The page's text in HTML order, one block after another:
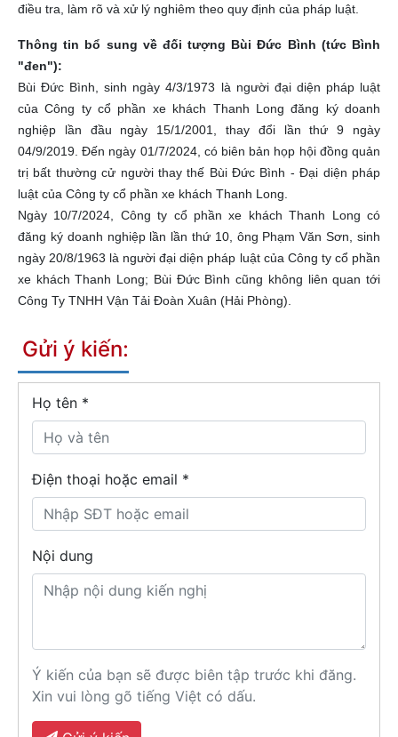
điều tra, làm rõ và xử lý nghiêm theo quy định của pháp luật.
Thông tin bổ sung về đối tượng Bùi Đức Bình (tức Bình
"đen"):
Bùi Đức Bình, sinh ngày 4/3/1973 là người đại diện pháp luật
của Công ty cổ phần xe khách Thanh Long đăng ký doanh
nghiệp lần đầu ngày 15/1/2001, thay đổi lần thứ 9 ngày
04/9/2019. Đến ngày 01/7/2024, có biên bản họp hội đồng quản
trị bất thường cử người thay thế Bùi Đức Bình - Đại diện pháp
luật của Công ty cổ phần xe khách Thanh Long.
Ngày 10/7/2024, Công ty cổ phần xe khách Thanh Long có
đăng ký doanh nghiệp lần lần thứ 10, ông Phạm Văn Sơn, sinh
ngày 20/8/1963 là người đại diện pháp luật của Công ty cổ phần
xe khách Thanh Long; Bùi Đức Bình cũng không liên quan tới
Công Ty TNHH Vận Tải Đoàn Xuân (Hải Phòng).
Gửi ý kiến:
Họ tên *
Điện thoại hoặc email *
Nội dung
Ý kiến của bạn sẽ được biên tập trước khi đăng.
Xin vui lòng gõ tiếng Việt có dấu.